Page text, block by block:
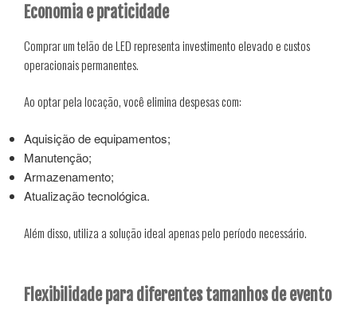
Economia e praticidade
Comprar um telão de LED representa investimento elevado e custos
operacionais permanentes.
Ao optar pela locação, você elimina despesas com:
Aquisição de equipamentos;
Manutenção;
Armazenamento;
Atualização tecnológica.
Além disso, utiliza a solução ideal apenas pelo período necessário.
Flexibilidade para diferentes tamanhos de evento